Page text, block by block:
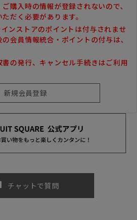
購入時の情報が登録されないので、
だく必要があります。
ンストアのポイントは付与されませ
会員情報統合・ポイントの付与は、
の発行、キャンセル手続きはご利用
チャットで質問